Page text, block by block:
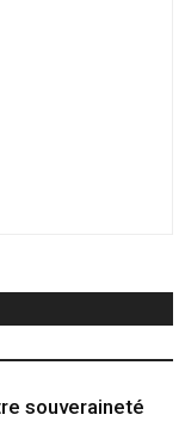
souveraineté